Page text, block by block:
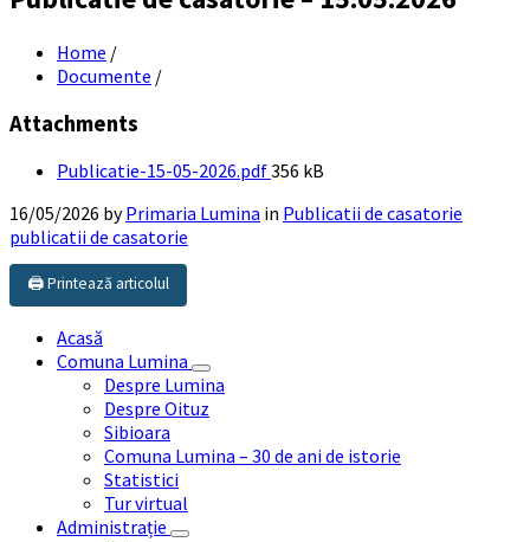
Home /
Documente /
Attachments
Publicatie-15-05-2026.pdfFile
356 kB
16/05/2026 byPrimaria Lumina in Publicatii de casatorie
publicatii de casatorie
🖨️ Printează articolul
Acasă
Comuna Lumina
Despre Lumina
Despre Oituz
Sibioara
Comuna Lumina – 30 de ani de istorie
Statistici
Tur virtual
Administrație